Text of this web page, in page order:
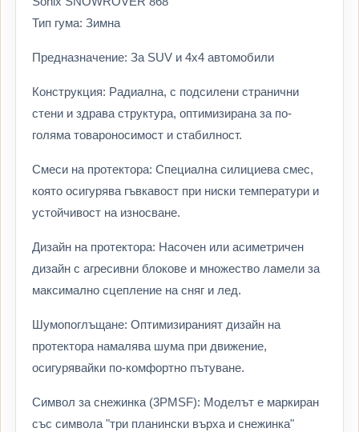
Тип гума: Зимна
Предназначение: За SUV и 4х4 автомобили
Конструкция: Радиална, с подсилени странични
стени и здрава структура, оптимизирана за по-
голяма товароносимост и стабилност.
Смеси на протектора: Специална силициева смес,
която осигурява гъвкавост при ниски температури и
устойчивост на износване.
Дизайн на протектора: Насочен или асиметричен
дизайн с агресивни блокове и множество ламели за
максимално сцепление на сняг и лед.
Шумопоглъщане: Оптимизираният дизайн на
протектора намалява шума при движение,
осигурявайки по-комфортно пътуване.
Символ за снежинка (3PMSF): Моделът е маркиран
със символа "три планински върха и снежинка"